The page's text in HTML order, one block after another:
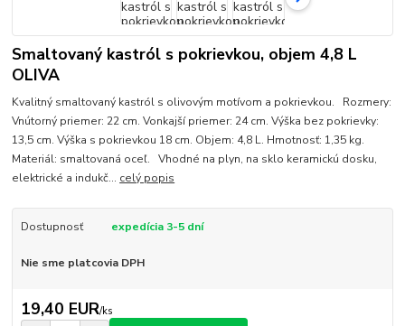
Smaltovaný kastról s pokrievkou, objem 4,8 L
OLIVA
Kvalitný smaltovaný kastról s olivovým motívom a pokrievkou. Rozmery:
Vnútorný priemer: 22 cm. Vonkajší priemer: 24 cm. Výška bez pokrievky:
13,5 cm. Výška s pokrievkou 18 cm. Objem: 4,8 L. Hmotnosť: 1,35 kg.
Materiál: smaltovaná oceľ. Vhodné na plyn, na sklo keramickú dosku,
elektrické a indukč... celý popis
Dostupnosť expedícia 3-5 dní
Nie sme platcovia DPH
19,40 EUR/ks